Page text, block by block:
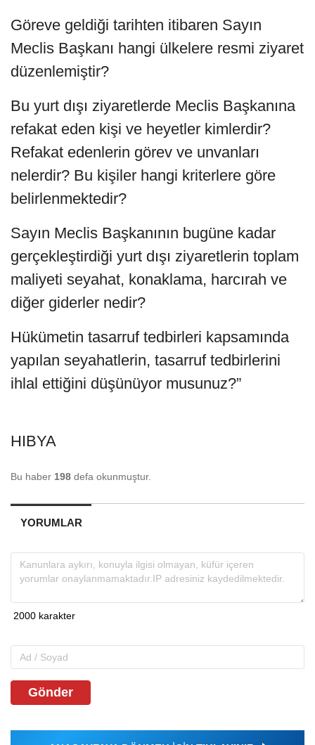
Göreve geldiği tarihten itibaren Sayın
Meclis Başkanı hangi ülkelere resmi ziyaret
düzenlemiştir?
Bu yurt dışı ziyaretlerde Meclis Başkanına
refakat eden kişi ve heyetler kimlerdir?
Refakat edenlerin görev ve unvanları
nelerdir? Bu kişiler hangi kriterlere göre
belirlenmektedir?
Sayın Meclis Başkanının bugüne kadar
gerçekleştirdiği yurt dışı ziyaretlerin toplam
maliyeti seyahat, konaklama, harcırah ve
diğer giderler nedir?
Hükümetin tasarruf tedbirleri kapsamında
yapılan seyahatlerin, tasarruf tedbirlerini
ihlal ettiğini düşünüyor musunuz?”
HIBYA
Bu haber 198 defa okunmuştur.
YORUMLAR
Gönder